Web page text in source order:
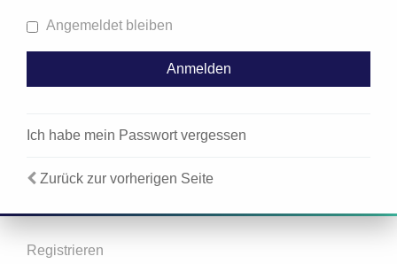
Angemeldet bleiben
Ich habe mein Passwort vergessen
Zurück zur vorherigen Seite
Registrieren